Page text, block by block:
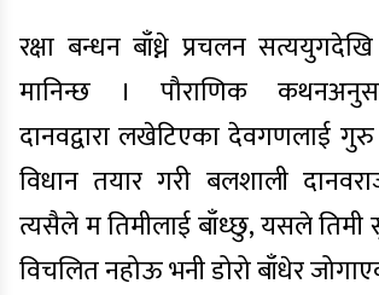
रक्षा बन्धन बाँध्ने प्रचलन
मानिन्छ । पौराणिक
दानवद्वारा लखेटिएका देवगणलाई गुरु
विधान तयार गरी बलशाली
त्यसैले म तिमीलाई बाँध्छु, यसले तिमी
विचलित नहोऊ भनी डोरो बाँधेर